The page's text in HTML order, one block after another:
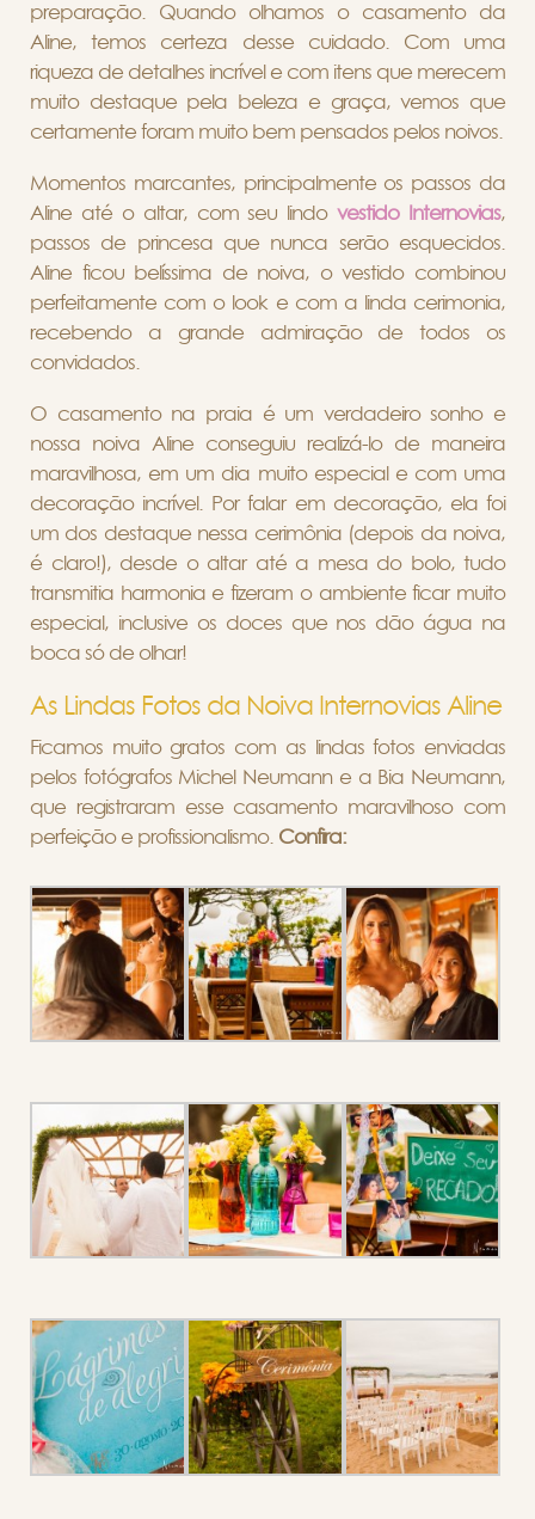
preparação. Quando olhamos o casamento da
Aline, temos certeza desse cuidado. Com uma
riqueza de detalhes incrível e com itens que merecem
muito destaque pela beleza e graça, vemos que
certamente foram muito bem pensados pelos noivos.
Momentos marcantes, principalmente os passos da
Aline até o altar, com seu lindovestido Internovias,
passos de princesa que nunca serão esquecidos.
Aline ficou belíssima de noiva, o vestido combinou
perfeitamente com o look e com a linda cerimonia,
recebendo a grande admiração de todos os
convidados.
O casamento na praia é um verdadeiro sonho e
nossa noiva Aline conseguiu realizá-lo de maneira
maravilhosa, em um dia muito especial e com uma
decoração incrível. Por falar em decoração, ela foi
um dos destaque nessa cerimônia (depois da noiva,
é claro!), desde o altar até a mesa do bolo, tudo
transmitia harmonia e fizeram o ambiente ficar muito
especial, inclusive os doces que nos dão água na
boca só de olhar!
As Lindas Fotos da Noiva Internovias Aline
Ficamos muito gratos com as lindas fotos enviadas
pelos fotógrafos Michel Neumann e a Bia Neumann,
que registraram esse casamento maravilhoso com
perfeição e profissionalismo. Confira: